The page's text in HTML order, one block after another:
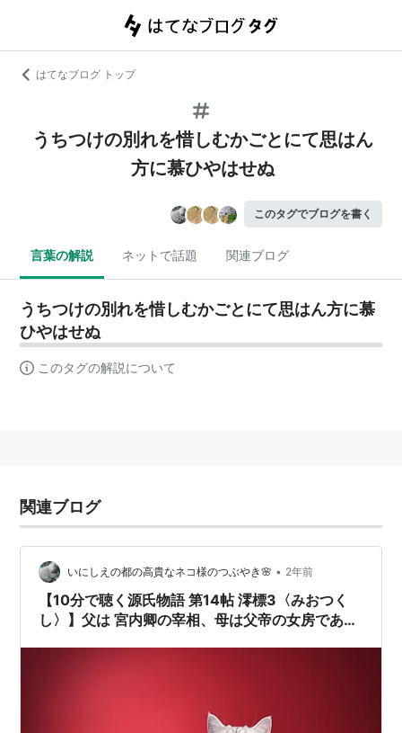
はてなブログ トップ
うちつけの別れを惜しむかごとにて思はん
方に慕ひやはせぬ
このタグでブログを書く
言葉の解説 ネットで話題 関連ブログ
うちつけの別れを惜しむかごとにて思はん方に慕
ひやはせぬ
このタグの解説について
関連ブログ
いにしえの都の高貴なネコ様のつぶやき🌸 • 2年前
【10分で聴く源氏物語 第14帖 澪標3〈みおつく
し〉】父は 宮内卿の宰相、母は父帝の女房であっ